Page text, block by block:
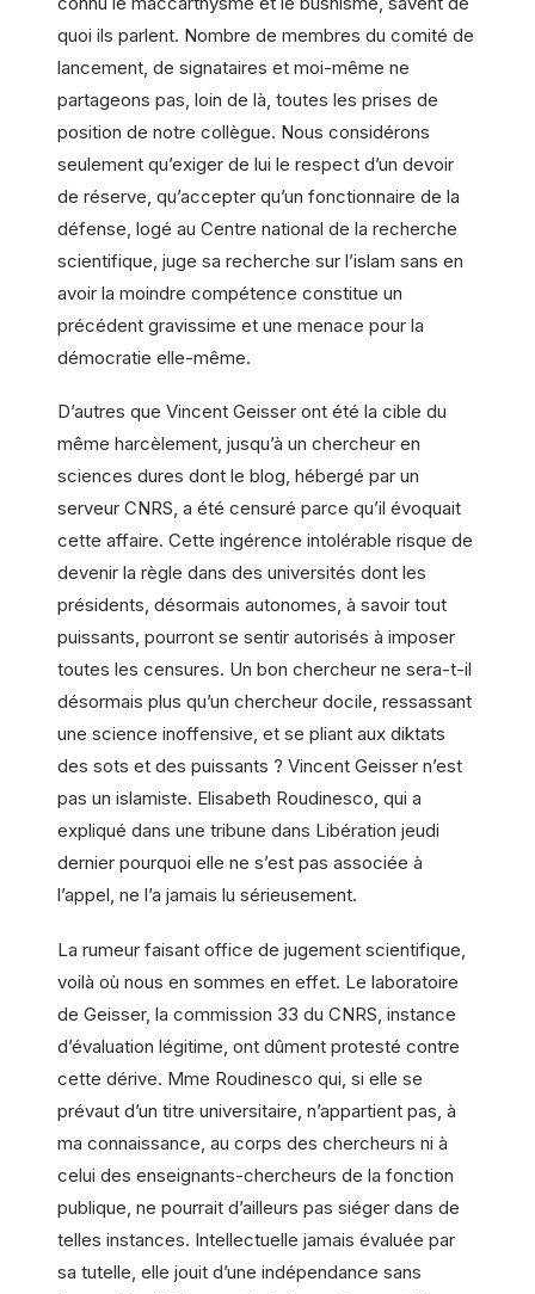
quoi ils parlent. Nombre de membres du comité de
lancement, de signataires et moi-même ne
partageons pas, loin de là, toutes les prises de
position de notre collègue. Nous considérons
seulement qu’exiger de lui le respect d’un devoir
de réserve, qu’accepter qu’un fonctionnaire de la
défense, logé au Centre national de la recherche
scientifique, juge sa recherche sur l’islam sans en
avoir la moindre compétence constitue un
précédent gravissime et une menace pour la
démocratie elle-même.
D’autres que Vincent Geisser ont été la cible du
même harcèlement, jusqu’à un chercheur en
sciences dures dont le blog, hébergé par un
serveur CNRS, a été censuré parce qu’il évoquait
cette affaire. Cette ingérence intolérable risque de
devenir la règle dans des universités dont les
présidents, désormais autonomes, à savoir tout
puissants, pourront se sentir autorisés à imposer
toutes les censures. Un bon chercheur ne sera-t-il
désormais plus qu’un chercheur docile, ressassant
une science inoffensive, et se pliant aux diktats
des sots et des puissants ? Vincent Geisser n’est
pas un islamiste. Elisabeth Roudinesco, qui a
expliqué dans une tribune dans Libération jeudi
dernier pourquoi elle ne s’est pas associée à
l’appel, ne l’a jamais lu sérieusement.
La rumeur faisant office de jugement scientifique,
voilà où nous en sommes en effet. Le laboratoire
de Geisser, la commission 33 du CNRS, instance
d’évaluation légitime, ont dûment protesté contre
cette dérive. Mme Roudinesco qui, si elle se
prévaut d’un titre universitaire, n’appartient pas, à
ma connaissance, au corps des chercheurs ni à
celui des enseignants-chercheurs de la fonction
publique, ne pourrait d’ailleurs pas siéger dans de
telles instances. Intellectuelle jamais évaluée par
sa tutelle, elle jouit d’une indépendance sans